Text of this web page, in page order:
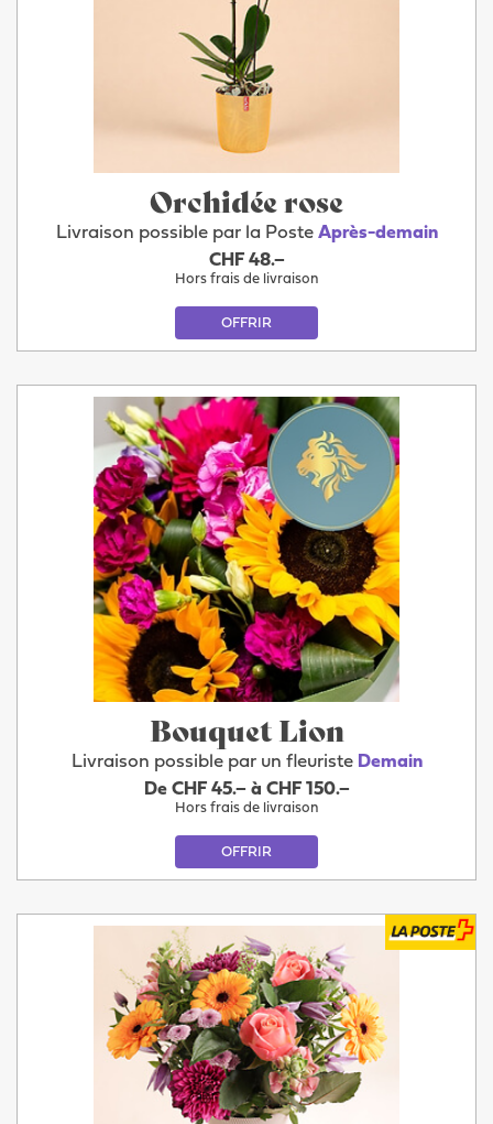
Orchidée rose
Livraison possible par la Poste Après-demain
CHF 48.–
Hors frais de livraison
OFFRIR
Bouquet Lion
Livraison possible par un fleuriste Demain
De CHF 45.– à CHF 150.–
Hors frais de livraison
OFFRIR